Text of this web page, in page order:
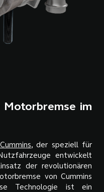
im
, der speziell für
entwickelt
der revolutionären
von Cummins
Technologie ist ein